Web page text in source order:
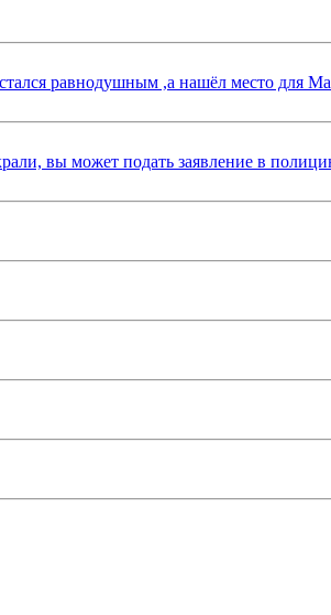
равнодушным ,а нашёл место для
вы может подать заявление в